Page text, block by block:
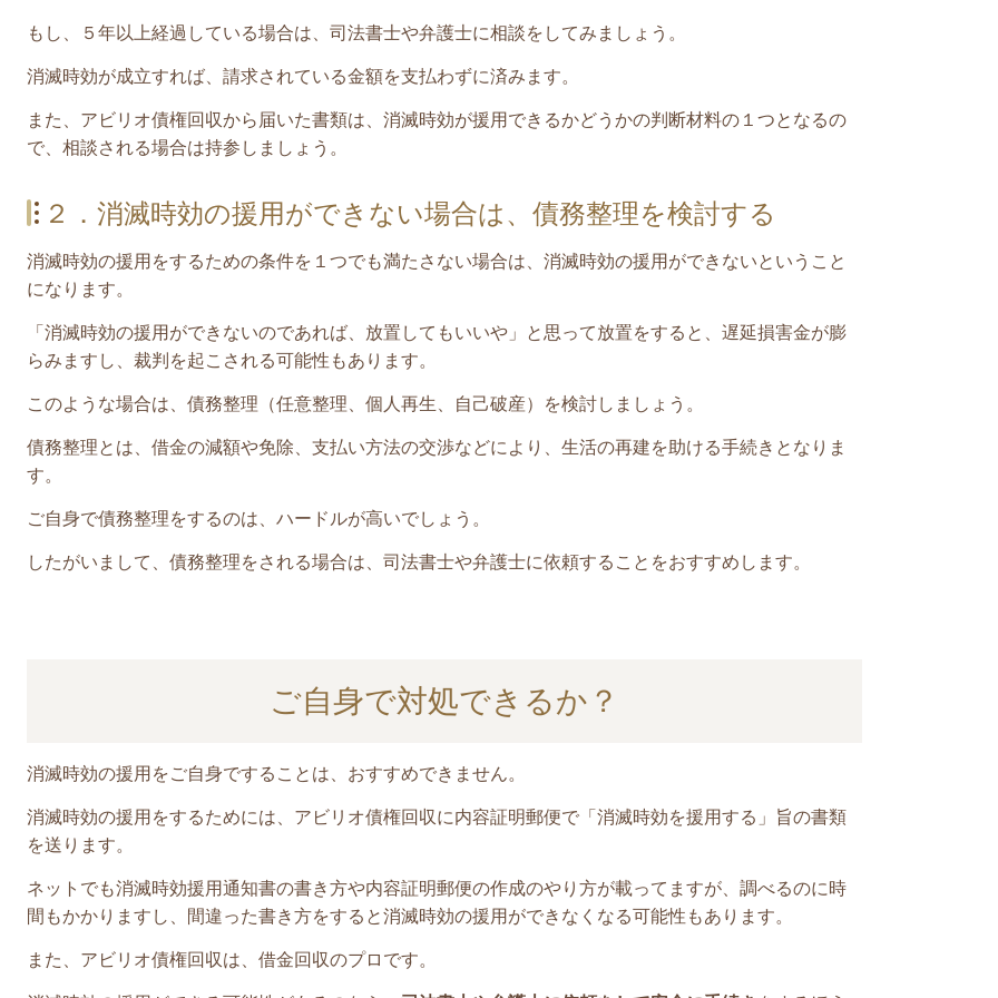
もし、５年以上経過している場合は、司法書士や弁護士に相談をしてみましょう。
消滅時効が成立すれば、請求されている金額を支払わずに済みます。
また、アビリオ債権回収から届いた書類は、消滅時効が援用できるかどうかの判断材料の１つとなるの
で、相談される場合は持参しましょう。
２．消滅時効の援用ができない場合は、債務整理を検討する
消滅時効の援用をするための条件を１つでも満たさない場合は、消滅時効の援用ができないということ
になります。
「消滅時効の援用ができないのであれば、放置してもいいや」と思って放置をすると、遅延損害金が膨
らみますし、裁判を起こされる可能性もあります。
このような場合は、債務整理（任意整理、個人再生、自己破産）を検討しましょう。
債務整理とは、 借金の減額や免除、支払い方法の交渉などにより、生活の再建を助ける手続き となりま
す。
ご自身で債務整理をするのは、ハードルが高いでしょう。
したがいまして、債務整理をされる場合は、司法書士や弁護士に依頼することをおすすめします。
ご自身で対処できるか？
消滅時効の援用をご自身ですることは、おすすめできません。
消滅時効の援用をするためには、アビリオ債権回収に内容証明郵便で「消滅時効を援用する」旨の書類
を送ります。
ネットでも消滅時効援用通知書の書き方や内容証明郵便の作成のやり方が載ってますが、調べるのに時
間もかかりますし、間違った書き方をすると消滅時効の援用ができなくなる可能性もあります。
また、アビリオ債権回収は、借金回収のプロです。